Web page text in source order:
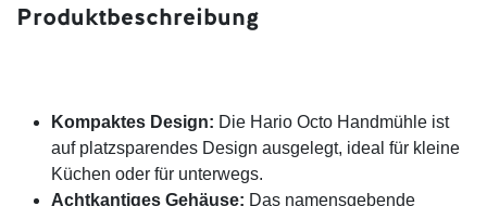
Produktbeschreibung
Kompaktes Design: Die Hario Octo Handmühle ist
auf platzsparendes Design ausgelegt, ideal für kleine
Küchen oder für unterwegs.
Achtkantiges Gehäuse: Das namensgebende